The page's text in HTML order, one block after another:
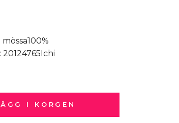
I KORGEN